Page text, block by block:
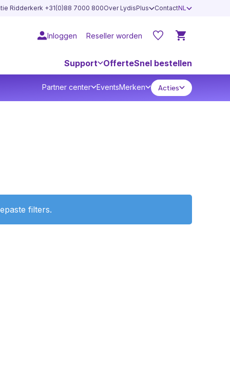
Ridderkerk +31(0)88 7000 800Over LydisPlus ContactNL
Inloggen Reseller worden
Support OfferteSnel bestellen
Partner center EventsMerken Acties
filters.